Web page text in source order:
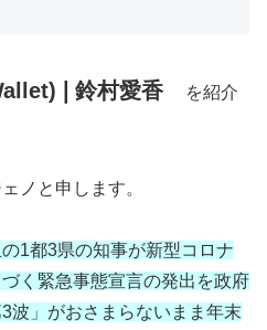
鈴村愛香
を紹介
ノと申します。
1都3県の知事が新型コロナ
く緊急事態宣言の発出を政府
波」がおさまらないまま年末